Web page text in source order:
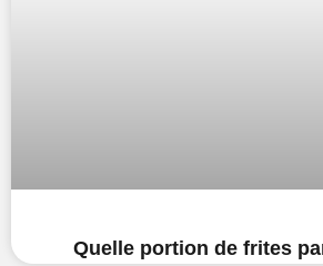
Quelle portion de frites